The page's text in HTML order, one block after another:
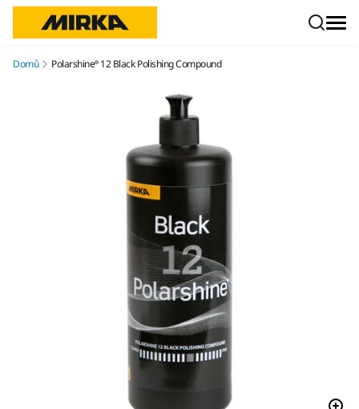
Domů Polarshine® 12 Black Polishing Compound